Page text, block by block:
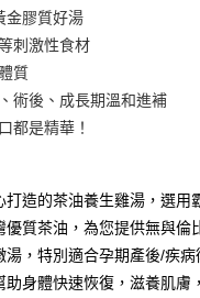
行
星展（台灣）
店)
含以上)免運費
含以上)免運費
金膠質好湯
刺激性食材
質
術後、成長期溫和進補
都是精華！
打造的茶油養生雞湯，選用
優質茶油，為您提供無與倫
湯，特別適合孕期產後/疾
助身體快速恢復，滋養肌膚